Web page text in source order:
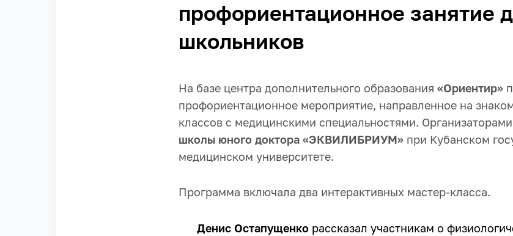
профориентационное занятие
школьников
На базе центра дополнительного образования «Ориентир»
профориентационное мероприятие, направленное на
классов с медицинскими специальностями.
школы юного доктора «ЭКВИЛИБРИУМ» при Кубанском
медицинском университете.
Программа включала два интерактивных мастер-класса.
Денис Остапущенко рассказал участникам о